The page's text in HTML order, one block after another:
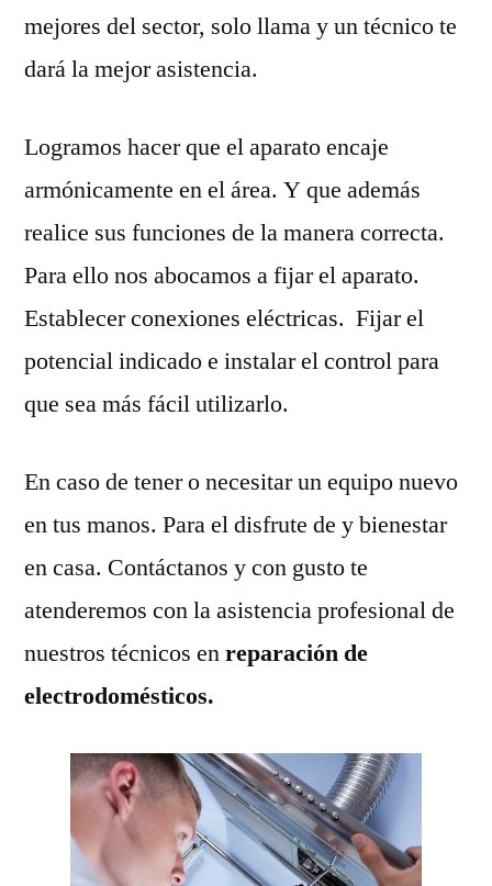
mejores del sector, solo llama y un técnico te
dará la mejor asistencia.
Logramos hacer que el aparato encaje
armónicamente en el área. Y que además
realice sus funciones de la manera correcta.
Para ello nos abocamos a fijar el aparato.
Establecer conexiones eléctricas. Fijar el
potencial indicado e instalar el control para
que sea más fácil utilizarlo.
En caso de tener o necesitar un equipo nuevo
en tus manos. Para el disfrute de y bienestar
en casa. Contáctanos y con gusto te
atenderemos con la asistencia profesional de
nuestros técnicos enreparación de
electrodomésticos.